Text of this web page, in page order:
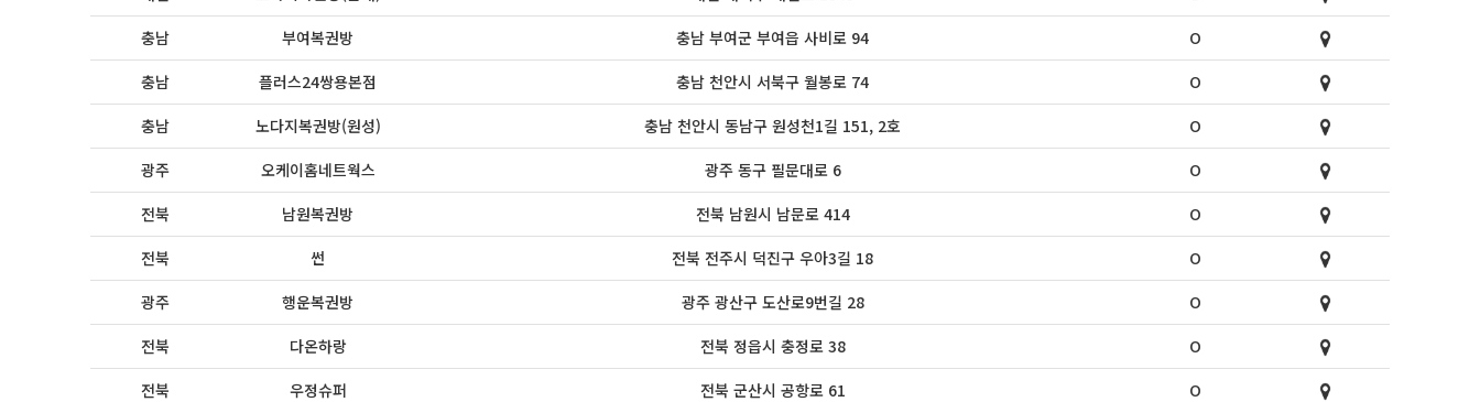
충남
부여복권방 충남 부여군 부여읍 사비로 94
O
충남
플러스24쌍용본점 충남 천안시 서북구 월봉로 74
O
충남
노다지복권방(원성) 충남 천안시 동남구 원성천1길 151, 2호
O
광주
오케이홈네트웍스 광주 동구 필문대로 6
O
전북
남원복권방 전북 남원시 남문로 414
O
전북
썬 전북 전주시 덕진구 우아3길 18
O
광주
행운복권방 광주 광산구 도산로9번길 28
O
전북
다온하랑 전북 정읍시 충정로 38
O
전북
우정슈퍼 전북 군산시 공항로 61
O